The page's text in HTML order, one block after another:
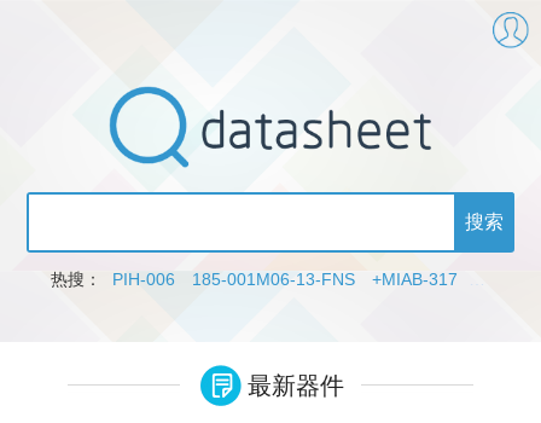
热搜： PIH-006 185-001M06-13-FNS +MIAB-317
最新器件